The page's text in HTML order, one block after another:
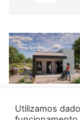
Utilizamos